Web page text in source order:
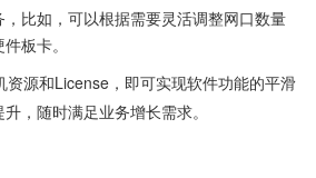
比如，可以根据需要灵活调整网口数量
板卡。
资源和License，即可实现软件功能的平滑
，随时满足业务增长需求。